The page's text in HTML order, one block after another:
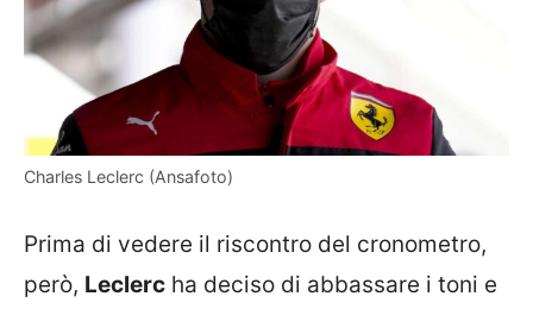
Charles Leclerc (Ansafoto)
Prima di vedere il riscontro del cronometro,
però, Leclerc ha deciso di abbassare i toni e